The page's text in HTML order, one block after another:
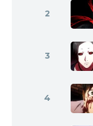
2
3
4